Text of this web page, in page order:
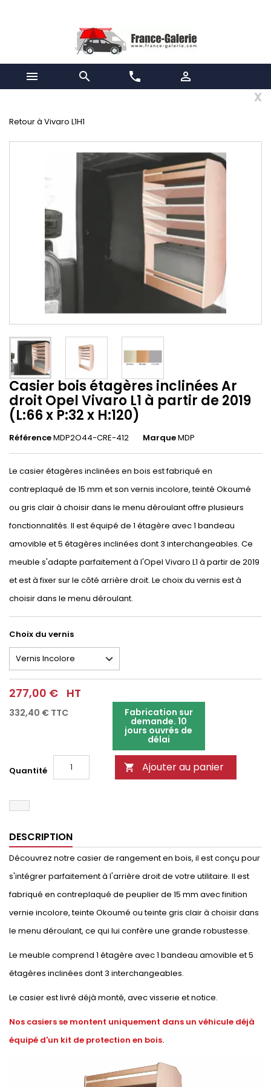
  phone 
x
Retour à Vivaro L1H1
Casier bois étagères inclinées Ar
droit Opel Vivaro L1 à partir de 2019
(L:66 x P:32 x H:120)
RéférenceMDP2O44-CRE-412 MarqueMDP
Le casier étagères inclinées en bois est fabriqué en
contreplaqué de 15 mm et son vernis incolore, teinté Okoumé
ou gris clair à choisir dans le menu déroulant offre plusieurs
fonctionnalités. Il est équipé de 1 étagère avec 1 bandeau
amovible et 5 étagères inclinées dont 3 interchangeables. Ce
meuble s'adapte parfaitement à l'Opel Vivaro L1 à partir de 2019
et est à fixer sur le côté arrière droit. Le choix du vernis est à
choisir dans le menu déroulant.
Choix du vernis
277,00 € HT
332,40 € TTC Fabrication sur
demande. 10
jours ouvrés de
délai
Quantité  Ajouter au panier
DESCRIPTION
Découvrez notre casier de rangement en bois, il est conçu pour
s'intégrer parfaitement à l'arrière droit de votre utilitaire. Il est
fabriqué en contreplaqué de peuplier de 15 mm avec finition
vernie incolore, teinte Okoumé ou teinte gris clair à choisir dans
le menu déroulant, ce qui lui confère une grande robustesse.
Le meuble comprend 1 étagère avec 1 bandeau amovible et 5
étagères inclinées dont 3 interchangeables.
Le casier est livré déjà monté, avec visserie et notice.
Nos casiers se montent uniquement dans un véhicule déjà
équipé d'un kit de protection en bois.